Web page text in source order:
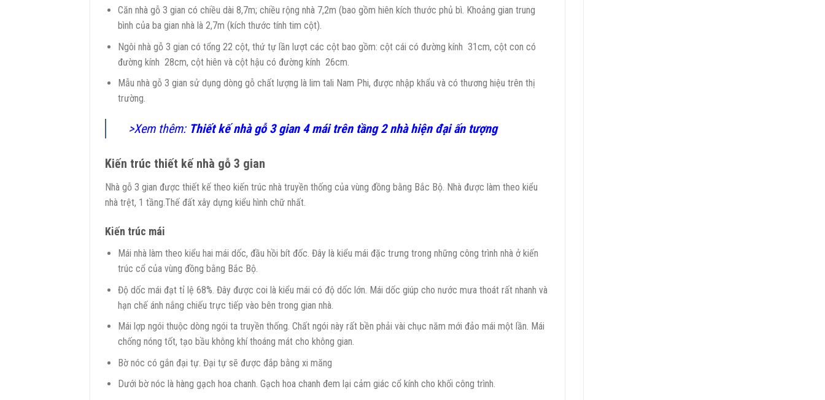
Căn nhà gỗ 3 gian có chiều dài 8,7m; chiều rộng nhà 7,2m (bao gồm hiên kích thước phủ bì. Khoảng gian trung
bình của ba gian nhà là 2,7m (kích thước tính tim cột).
Ngôi nhà gỗ 3 gian có tổng 22 cột, thứ tự lần lượt các cột bao gồm: cột cái có đường kính 31cm, cột con có
đường kính 28cm, cột hiên và cột hậu có đường kính 26cm.
Mẫu nhà gỗ 3 gian sử dụng dòng gỗ chất lượng là lim tali Nam Phi, được nhập khẩu và có thương hiệu trên thị
trường.
>Xem thêm: Thiết kế nhà gỗ 3 gian 4 mái trên tầng 2 nhà hiện đại ấn tượng
Kiến trúc thiết kế nhà gỗ 3 gian
Nhà gỗ 3 gian được thiết kế theo kiến trúc nhà truyền thống của vùng đồng bằng Bắc Bộ. Nhà được làm theo kiểu
nhà trệt, 1 tầng.Thế đất xây dựng kiểu hình chữ nhất.
Kiến trúc mái
Mái nhà làm theo kiểu hai mái dốc, đầu hồi bít đốc. Đây là kiểu mái đặc trưng trong những công trình nhà ở kiến
trúc cổ của vùng đồng bằng Bắc Bộ.
Độ dốc mái đạt tỉ lệ 68%. Đây được coi là kiểu mái có độ dốc lớn. Mái dốc giúp cho nước mưa thoát rất nhanh và
hạn chế ánh nắng chiếu trực tiếp vào bên trong gian nhà.
Mái lợp ngói thuộc dòng ngói ta truyền thống. Chất ngói này rất bền phải vài chục năm mới đảo mái một lần. Mái
chống nóng tốt, tạo bầu không khí thoáng mát cho không gian.
Bờ nóc có gắn đại tự. Đại tự sẽ được đắp bằng xi măng
Dưới bờ nóc là hàng gạch hoa chanh. Gạch hoa chanh đem lại cảm giác cổ kính cho khối công trình.